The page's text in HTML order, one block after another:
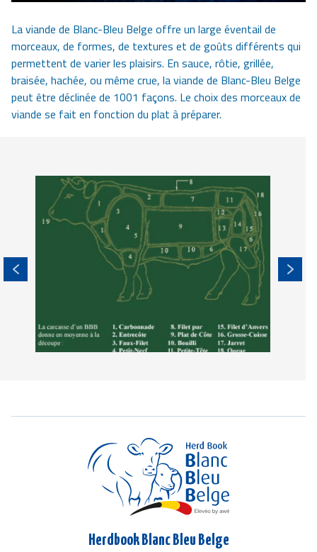
La viande de Blanc-Bleu Belge offre un large éventail de
morceaux, de formes, de textures et de goûts différents qui
permettent de varier les plaisirs. En sauce, rôtie, grillée,
braisée, hachée, ou même crue, la viande de Blanc-Bleu Belge
peut être déclinée de 1001 façons. Le choix des morceaux de
viande se fait en fonction du plat à préparer.
Image
Herdbook Blanc Bleu Belge